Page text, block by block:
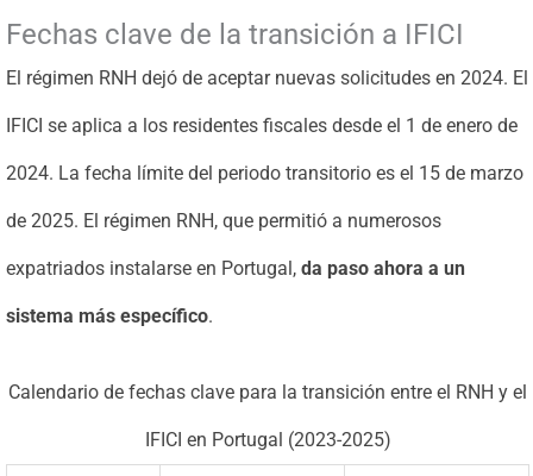
Fechas clave de la transición a IFICI
El régimen RNH dejó de aceptar nuevas solicitudes en 2024. El
IFICI se aplica a los residentes fiscales desde el 1 de enero de
2024. La fecha límite del periodo transitorio es el 15 de marzo
de 2025. El régimen RNH, que permitió a numerosos
expatriados instalarse en Portugal, da paso ahora a un
sistema más específico.
Calendario de fechas clave para la transición entre el RNH y el
IFICI en Portugal (2023-2025)